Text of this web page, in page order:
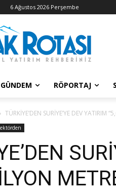
6 Ağustos 2026 Perşembe
GÜNDEM RÖPORTAJ
TÜRKİYE’DEN SURİYE’YE DEV